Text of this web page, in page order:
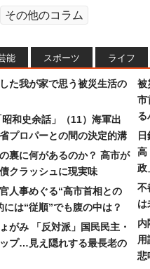
その他のコラム
能 スポーツ ライフ
た我が家で思う被災生活の
和史余話」（11）海軍出
プロパーとの間の決定的溝
裏に何があるのか？ 高市が
クラッシュに現実味
人事めぐる“高市首相との
は“従順”でも腹の中は？
がみ 「反対派」国民民主・
プ…見え隠れする最長老の
被
市
る
高
政
不
は
内
用
悲